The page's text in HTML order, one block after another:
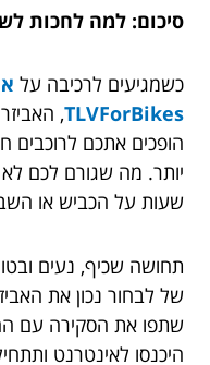
סיכום: למה לחכות
כשמגיעים לרכיבה על
TLVForBikes
,
הופכים אתכם לרוכבים
יותר. מה שגורם לכם
שעות על הכביש או
תחושה שכיף, נעים
של לבחור נכון את
שתפו את הסקירה עם
היכנסו לאינטרנט